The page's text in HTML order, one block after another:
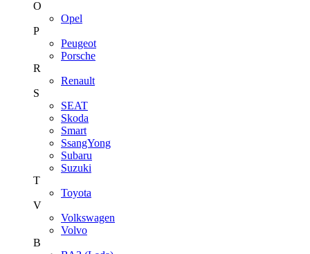
O
Opel
P
Peugeot
Porsche
R
Renault
S
SEAT
Skoda
Smart
SsangYong
Subaru
Suzuki
T
Toyota
V
Volkswagen
Volvo
В